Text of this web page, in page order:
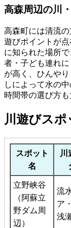
高森周辺の川
高森町には清流
遊びポイントが
に知られた場所
者・子ども連れ
が高く、ひんや
しによって水の
時間帯の選び方も
川遊びス
スポット
名
川
立野峡谷
（阿蘇立
野ダム周
辺）
流
ア
浅